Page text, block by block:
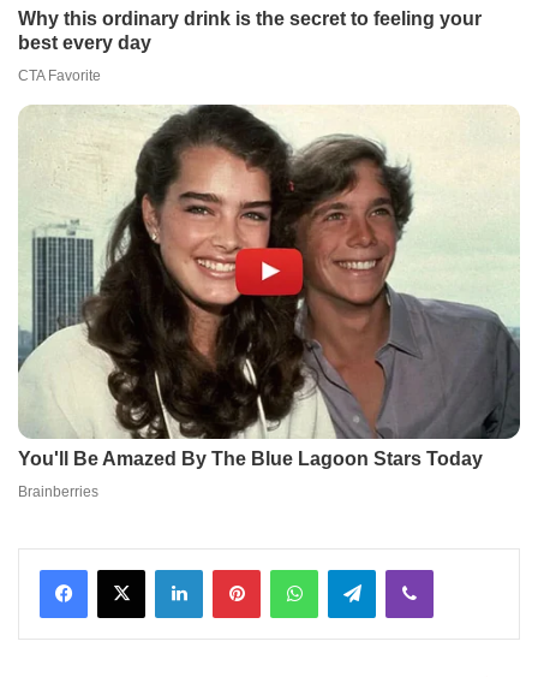
Facebook
X LinkedInPinterestWhatsAppTelegramViber